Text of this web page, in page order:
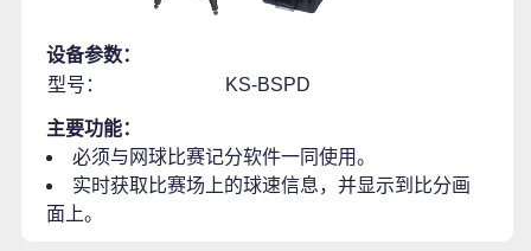
设备参数：
型号：
KS-BSPD
主要功能：
必须与网球比赛记分软件一同使用。
实时获取比赛场上的球速信息，并显示到比分画
面上。